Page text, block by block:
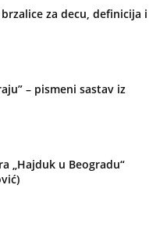
za decu, definicija i
– pismeni sastav iz
„Hajduk u Beogradu“